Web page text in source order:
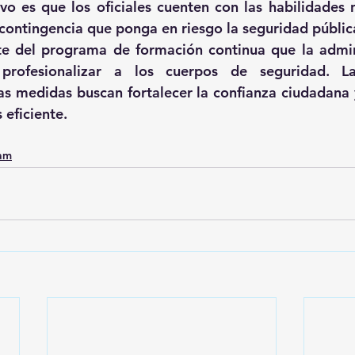
es que los oficiales cuenten con las habilidades
que ponga en riesgo la seguridad
del programa de formación continua que la
a los cuerpos de seguridad.
medidas buscan fortalecer la confianza
eficiente.